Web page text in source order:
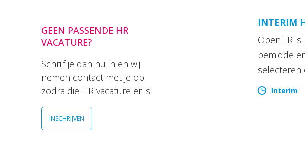
GEEN PASSENDE HR
VACATURE?
Schrijf je dan nu in en wij
nemen contact met je op
zodra die HR vacature er is!
INSCHRIJVEN
INTERIM
OpenHR
selecteren
Interim